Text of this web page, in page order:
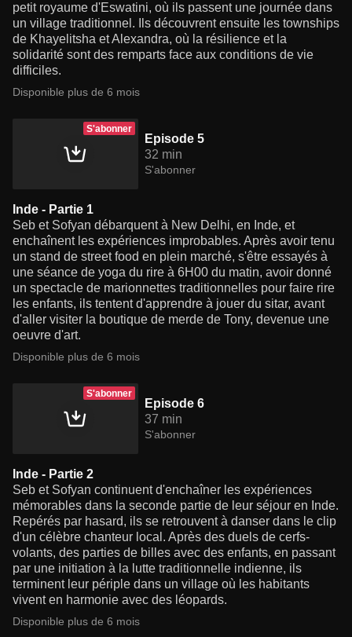
petit royaume d'Eswatini, où ils passent une journée dans
un village traditionnel. Ils découvrent ensuite les townships
de Khayelitsha et Alexandra, où la résilience et la
solidarité sont des remparts face aux conditions de vie
difficiles.
Disponible plus de 6 mois
S'abonner
Episode 5
32 min
S'abonner
Inde - Partie 1
Seb et Sofyan débarquent à New Delhi, en Inde, et
enchaînent les expériences improbables. Après avoir tenu
un stand de street food en plein marché, s'être essayés à
une séance de yoga du rire à 6H00 du matin, avoir donné
un spectacle de marionnettes traditionnelles pour faire rire
les enfants, ils tentent d'apprendre à jouer du sitar, avant
d'aller visiter la boutique de merde de Tony, devenue une
oeuvre d'art.
Disponible plus de 6 mois
S'abonner
Episode 6
37 min
S'abonner
Inde - Partie 2
Seb et Sofyan continuent d'enchaîner les expériences
mémorables dans la seconde partie de leur séjour en Inde.
Repérés par hasard, ils se retrouvent à danser dans le clip
d'un célèbre chanteur local. Après des duels de cerfs-
volants, des parties de billes avec des enfants, en passant
par une initiation à la lutte traditionnelle indienne, ils
terminent leur périple dans un village où les habitants
vivent en harmonie avec des léopards.
Disponible plus de 6 mois